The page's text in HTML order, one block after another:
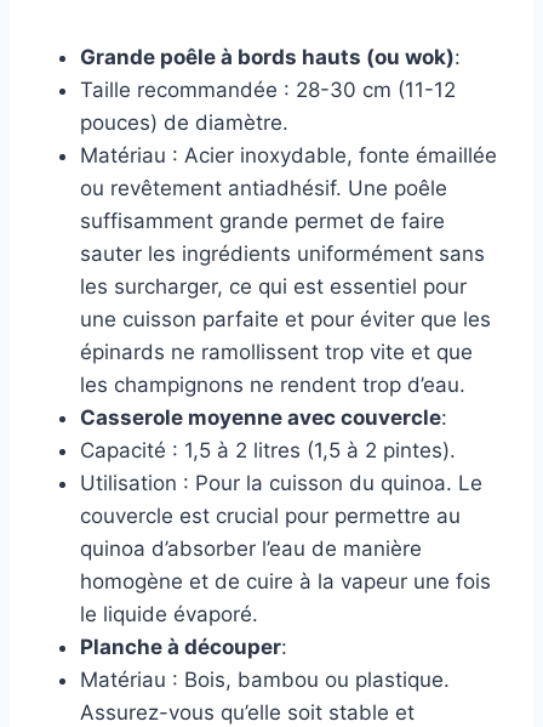
Grande poêle à bords hauts (ou wok):
Taille recommandée : 28-30 cm (11-12
pouces) de diamètre.
Matériau : Acier inoxydable, fonte émaillée
ou revêtement antiadhésif. Une poêle
suffisamment grande permet de faire
sauter les ingrédients uniformément sans
les surcharger, ce qui est essentiel pour
une cuisson parfaite et pour éviter que les
épinards ne ramollissent trop vite et que
les champignons ne rendent trop d’eau.
Casserole moyenne avec couvercle:
Capacité : 1,5 à 2 litres (1,5 à 2 pintes).
Utilisation : Pour la cuisson du quinoa. Le
couvercle est crucial pour permettre au
quinoa d’absorber l’eau de manière
homogène et de cuire à la vapeur une fois
le liquide évaporé.
Planche à découper:
Matériau : Bois, bambou ou plastique.
Assurez-vous qu’elle soit stable et